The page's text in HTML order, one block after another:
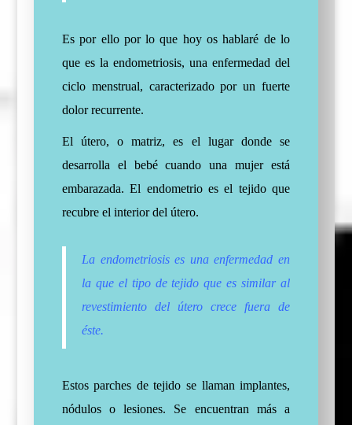
Es por ello por lo que hoy os hablaré de lo
que es la endometriosis, una enfermedad del
ciclo menstrual, caracterizado por un fuerte
dolor recurrente.
El útero, o matriz, es el lugar donde se
desarrolla el bebé cuando una mujer está
embarazada. El endometrio es el tejido que
recubre el interior del útero.
La endometriosis es una enfermedad en
la que el tipo de tejido que es similar al
revestimiento del útero crece fuera de
éste.
Estos parches de tejido se llaman implantes,
nódulos o lesiones. Se encuentran más a